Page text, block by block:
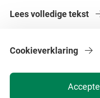
Lees volledige tekst
Cookieverklaring
Veiligheid